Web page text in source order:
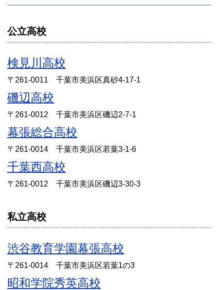
公立高校
検見川高校
〒261-0011 千葉市美浜区真砂4-17-1
磯辺高校
〒261-0012 千葉市美浜区磯辺2-7-1
幕張総合高校
〒261-0014 千葉市美浜区若葉3-1-6
千葉西高校
〒261-0012 千葉市美浜区磯辺3-30-3
私立高校
渋谷教育学園幕張高校
〒261-0014 千葉市美浜区若葉1の3
昭和学院秀英高校